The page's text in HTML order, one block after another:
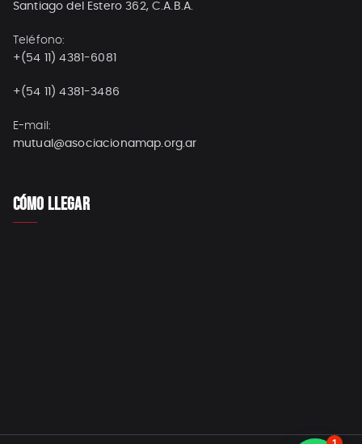
Santiago del Estero 362, C.A.B.A.
Teléfono:
+(54 11) 4381-6081
+(54 11) 4381-3486
E-mail:
mutual@asociacionamap.org.ar
CÓMO LLEGAR